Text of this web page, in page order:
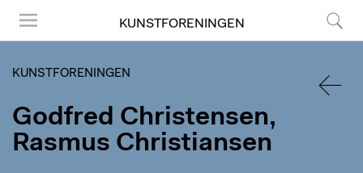
KUNSTFORENINGEN
KUNSTFORENINGEN
Godfred Christensen,
Rasmus Christiansen